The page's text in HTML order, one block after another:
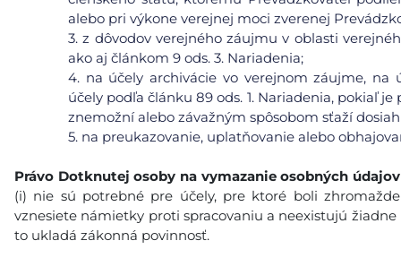
alebo pri výkone verejnej moci zverenej
3.z dôvodov verejného záujmu v oblasti
ako aj článkom 9 ods. 3. Nariadenia;
4. na účely archivácie vo verejnom záujme, na
účely podľa článku 89 ods. 1. Nariadenia, pokiaľ
znemožní alebo závažným spôsobom sťaží
5. na preukazovanie, uplatňovanie alebo
Právo Dotknutej osoby na vymazanie osobných údajov
(i) nie sú potrebné pre účely, pre ktoré boli
vznesiete námietky proti spracovaniu a neexistujú
to ukladá zákonná povinnosť.